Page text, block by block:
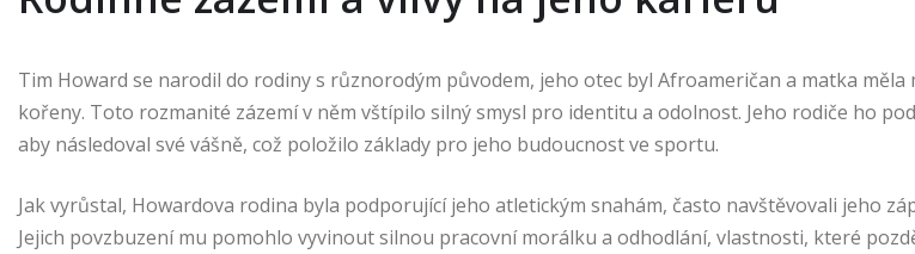
Tim Howard se narodil do rodiny s různorodým původem, jeho otec byl Afroameričan a matka měla
kořeny. Toto rozmanité zázemí v něm vštípilo silný smysl pro identitu a odolnost. Jeho rodiče ho
aby následoval své vášně, což položilo základy pro jeho budoucnost ve sportu.
Jak vyrůstal, Howardova rodina byla podporující jeho atletickým snahám, často navštěvovali jeho
Jejich povzbuzení mu pomohlo vyvinout silnou pracovní morálku a odhodlání, vlastnosti, které